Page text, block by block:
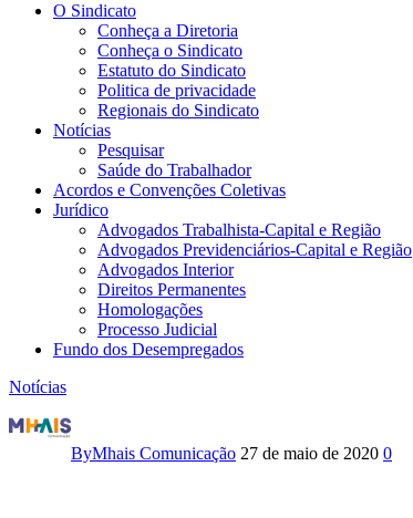
O Sindicato
Conheça a Diretoria
Conheça o Sindicato
Estatuto do Sindicato
Politica de privacidade
Regionais do Sindicato
Notícias
Pesquisar
Saúde do Trabalhador
Acordos e Convenções Coletivas
Jurídico
Advogados Trabalhista-Capital e Região
Advogados Previdenciários-Capital e Região
Advogados Interior
Direitos Permanentes
Homologações
Processo Judicial
Fundo dos Desempregados
Notícias
Trabalhador
ByMhais Comunicação 27 de maio de 2020 0